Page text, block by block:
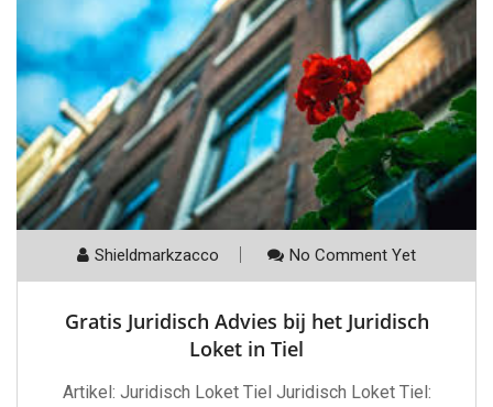
Shieldmarkzacco No Comment Yet
Gratis Juridisch Advies bij het Juridisch
Loket in Tiel
Artikel: Juridisch Loket Tiel Juridisch Loket Tiel: